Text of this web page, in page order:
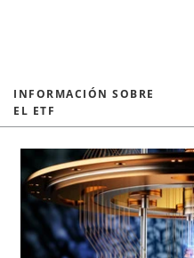
INFORMACIÓN SOBRE
EL ETF